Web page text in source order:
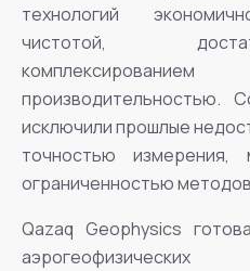
технологий
чистотой,
производительностью.
исключили прошлые
точностью измерения,
ограниченностью
Qazaq Geophysics